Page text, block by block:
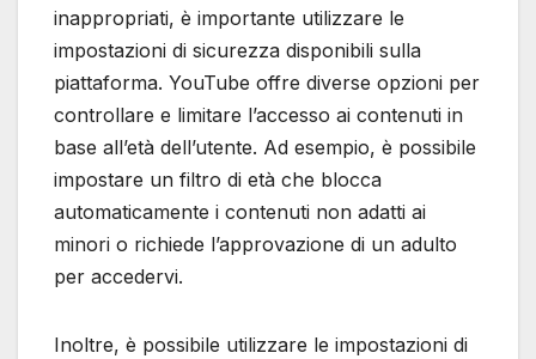
inappropriati, è importante utilizzare le
impostazioni di sicurezza disponibili sulla
piattaforma. YouTube offre diverse opzioni per
controllare e limitare l’accesso ai contenuti in
base all’età dell’utente. Ad esempio, è possibile
impostare un filtro di età che blocca
automaticamente i contenuti non adatti ai
minori o richiede l’approvazione di un adulto
per accedervi.
Inoltre, è possibile utilizzare le impostazioni di